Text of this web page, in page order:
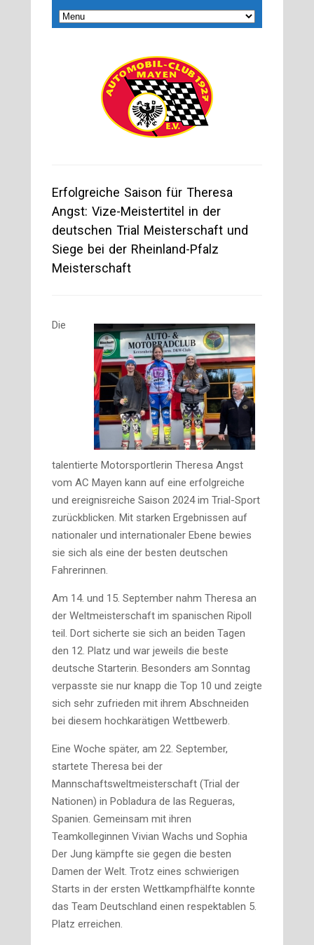
Erfolgreiche Saison für Theresa
Angst: Vize-Meistertitel in der
deutschen Trial Meisterschaft und
Siege bei der Rheinland-Pfalz
Meisterschaft
Die
talentierte Motorsportlerin Theresa Angst
vom AC Mayen kann auf eine erfolgreiche
und ereignisreiche Saison 2024 im Trial-Sport
zurückblicken. Mit starken Ergebnissen auf
nationaler und internationaler Ebene bewies
sie sich als eine der besten deutschen
Fahrerinnen.
Am 14. und 15. September nahm Theresa an
der Weltmeisterschaft im spanischen Ripoll
teil. Dort sicherte sie sich an beiden Tagen
den 12. Platz und war jeweils die beste
deutsche Starterin. Besonders am Sonntag
verpasste sie nur knapp die Top 10 und zeigte
sich sehr zufrieden mit ihrem Abschneiden
bei diesem hochkarätigen Wettbewerb.
Eine Woche später, am 22. September,
startete Theresa bei der
Mannschaftsweltmeisterschaft (Trial der
Nationen) in Pobladura de las Regueras,
Spanien. Gemeinsam mit ihren
Teamkolleginnen Vivian Wachs und Sophia
Der Jung kämpfte sie gegen die besten
Damen der Welt. Trotz eines schwierigen
Starts in der ersten Wettkampfhälfte konnte
das Team Deutschland einen respektablen 5.
Platz erreichen.